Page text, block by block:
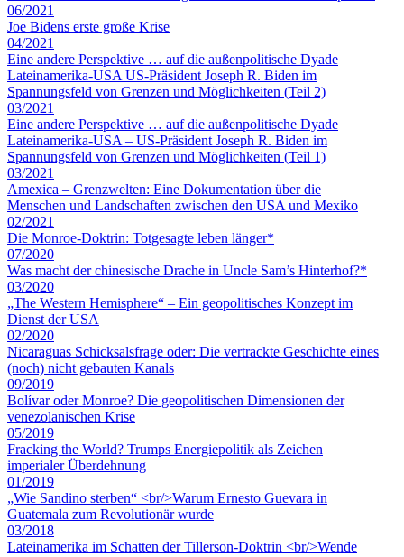
06/2021
Joe Bidens erste große Krise
04/2021
Eine andere Perspektive … auf die außenpolitische Dyade
Lateinamerika-USA US-Präsident Joseph R. Biden im
Spannungsfeld von Grenzen und Möglichkeiten (Teil 2)
03/2021
Eine andere Perspektive … auf die außenpolitische Dyade
Lateinamerika-USA – US-Präsident Joseph R. Biden im
Spannungsfeld von Grenzen und Möglichkeiten (Teil 1)
03/2021
Amexica – Grenzwelten: Eine Dokumentation über die
Menschen und Landschaften zwischen den USA und Mexiko
02/2021
Die Monroe-Doktrin: Totgesagte leben länger*
07/2020
Was macht der chinesische Drache in Uncle Sam’s Hinterhof?*
03/2020
„The Western Hemisphere“ – Ein geopolitisches Konzept im
Dienst der USA
02/2020
Nicaraguas Schicksalsfrage oder: Die vertrackte Geschichte eines
(noch) nicht gebauten Kanals
09/2019
Bolívar oder Monroe? Die geopolitischen Dimensionen der
venezolanischen Krise
05/2019
Fracking the World? Trumps Energiepolitik als Zeichen
imperialer Überdehnung
01/2019
„Wie Sandino sterben“ <br/>Warum Ernesto Guevara in
Guatemala zum Revolutionär wurde
03/2018
Lateinamerika im Schatten der Tillerson-Doktrin <br/>Wende